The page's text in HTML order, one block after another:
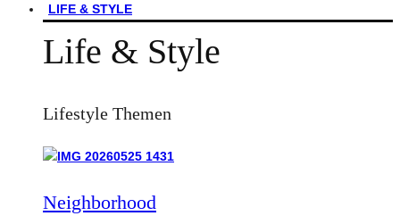
LIFE & STYLE
Life & Style
Lifestyle Themen
Neighborhood